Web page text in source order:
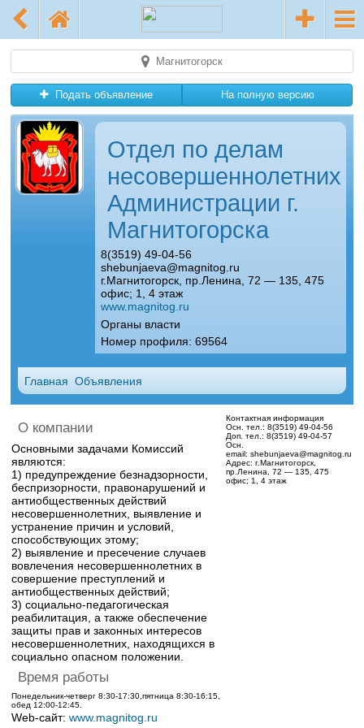
Магнитогорск
Подать объявление На полную версию
Отдел по делам
несовершеннолетних
Администрации г.
Магнитогорска
8(3519) 49-04-56
shebunjaeva@magnitog.ru
г.Магнитогорск, пр.Ленина, 72 — 135, 475
офис; 1, 4 этаж
www.magnitog.ru
Органы власти
Номер профиля: 69564
Главная Объявления
О компании
Основными задачами Комиссий
являются:
1) предупреждение безнадзорности,
беспризорности, правонарушений и
антиобщественных действий
несовершеннолетних, выявление и
устранение причин и условий,
способствующих этому;
2) выявление и пресечение случаев
вовлечения несовершеннолетних в
совершение преступлений и
антиобщественных действий;
3) социально-педагогическая
реабилитация, а также обеспечение
защиты прав и законных интересов
несовершеннолетних, находящихся в
социально опасном положении.
Время работы
Понедельник-четверг 8:30-17:30,пятница 8:30-16:15,
обед 12:00-12:45.
Web-сайт:www.magnitog.ru
Контактная информация
Осн. тел.:8(3519) 49-04-56
Доп. тел.:8(3519) 49-04-57
Осн.
email:shebunjaeva@magnitog.ru
Адрес:г.Магнитогорск,
пр.Ленина, 72 — 135, 475
офис; 1, 4 этаж